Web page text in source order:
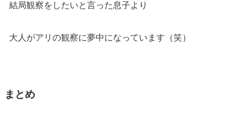
結局観察をしたいと言った息子より
大人がアリの観察に夢中になっています（笑）
まとめ